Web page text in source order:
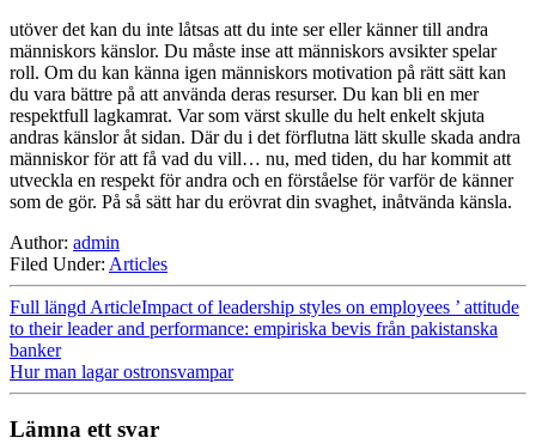
utöver det kan du inte låtsas att du inte ser eller känner till andra
människors känslor. Du måste inse att människors avsikter spelar
roll. Om du kan känna igen människors motivation på rätt sätt kan
du vara bättre på att använda deras resurser. Du kan bli en mer
respektfull lagkamrat. Var som värst skulle du helt enkelt skjuta
andras känslor åt sidan. Där du i det förflutna lätt skulle skada andra
människor för att få vad du vill… nu, med tiden, du har kommit att
utveckla en respekt för andra och en förståelse för varför de känner
som de gör. På så sätt har du erövrat din svaghet, inåtvända känsla.
Author: admin
Filed Under: Articles
Full längd ArticleImpact of leadership styles on employees ’ attitude
to their leader and performance: empiriska bevis från pakistanska
banker
Hur man lagar ostronsvampar
Lämna ett svar